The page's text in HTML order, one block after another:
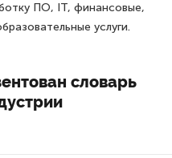
ПО, IT, финансовые,
услуги.
словарь